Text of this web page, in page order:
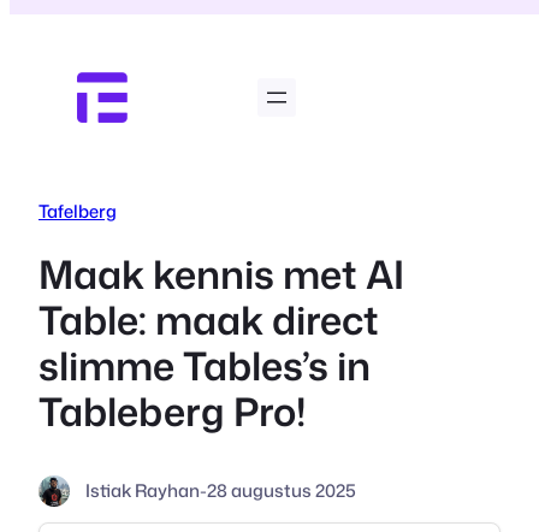
Tafelberg
Maak kennis met AI
Table: maak direct
slimme Tables’s in
Tableberg Pro!
Istiak Rayhan-28 augustus 2025